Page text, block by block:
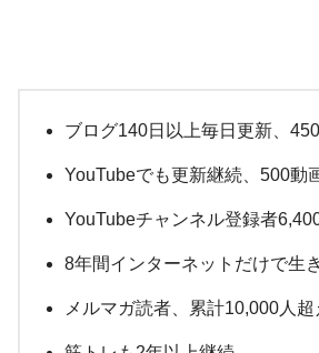
ブログ140日以上毎日更新、
YouTubeでも更新継続、500動
YouTubeチャンネル登録者
8年間インターネットだけで生
メルマガ読者、累計10,000人超